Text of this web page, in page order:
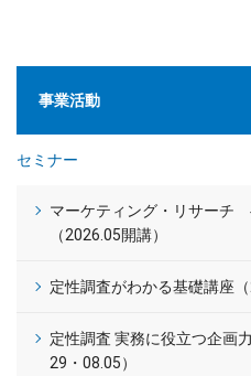
事業活動
セミナー
マーケティング・リサーチ
（2026.05開講）
定性調査がわかる基礎講座（
定性調査 実務に役立つ企画
29・08.05）